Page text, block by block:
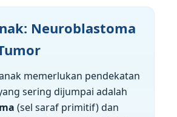
Neuroblastoma
memerlukan pendekatan
sering dijumpai adalah
(sel saraf primitif) dan